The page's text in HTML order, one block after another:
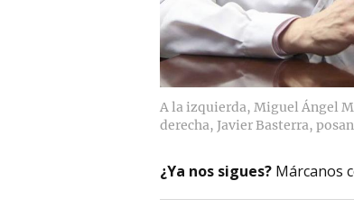
A la izquierda, Miguel Ángel
derecha, Javier Basterra,
¿Ya nos sigues? Márcanos